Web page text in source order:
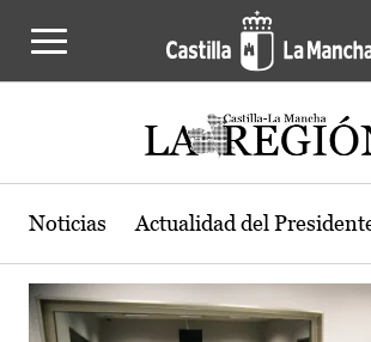
Actualidad de la región
Noticias Actualidad del